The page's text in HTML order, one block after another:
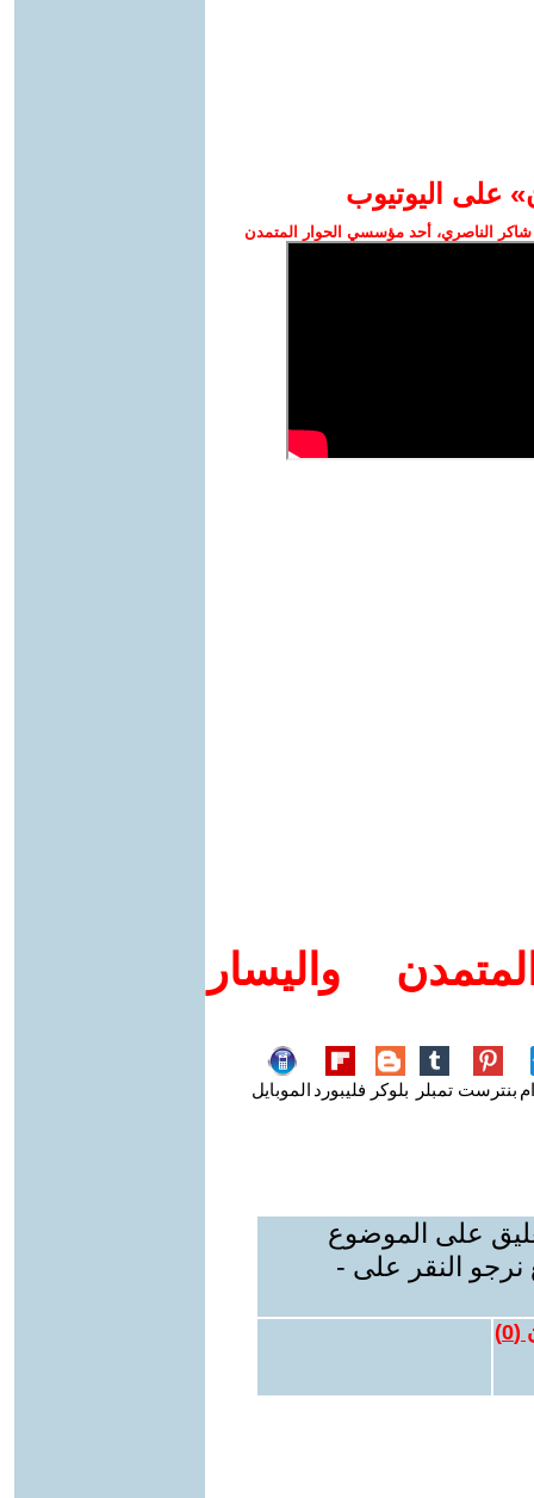
على اليوتيوب
الناصري، أحد مؤسسي الحوار المتمدن
واليسار
بنترست تمبلر بلوكر فليبورد الموبايل
على الموضوع
نرجو النقر على -
(
0
)